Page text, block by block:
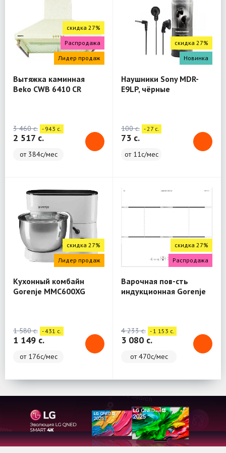
скидка 27%
Распродажа
Лидер продаж
Вытяжка каминная
Beko CWB 6410 CR
3 460 c. - 943 c.
2 517 c.
от 384с/мес
скидка 27%
Новинка
Наушники Sony MDR-
E9LP, чёрные
100 c. - 27 c.
73 c.
от 11с/мес
скидка 27%
Лидер продаж
Кухонный комбайн
Gorenje MMC600XG
1 580 c. - 431 c.
1 149 c.
от 176с/мес
скидка 27%
Распродажа
Варочная пов-сть
индукционная Gorenje
4 233 c. - 1 153 c.
3 080 c.
от 470с/мес